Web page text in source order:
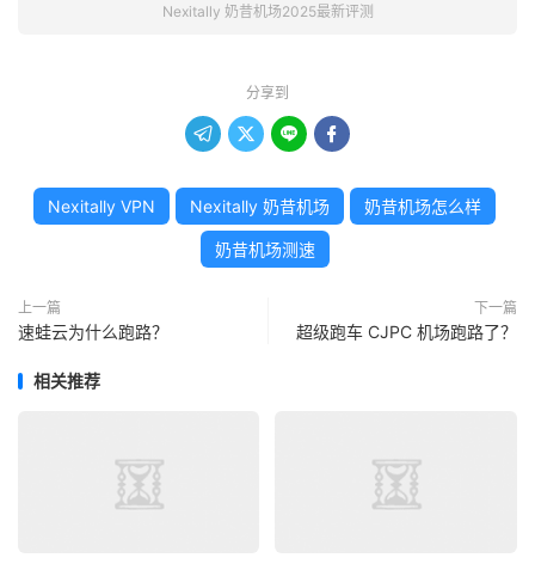
Nexitally 奶昔机场2025最新评测
分享到
   
Nexitally VPN Nexitally 奶昔机场 奶昔机场怎么样
奶昔机场测速
上一篇
速蛙云为什么跑路？
下一篇
超级跑车 CJPC 机场跑路了？
相关推荐